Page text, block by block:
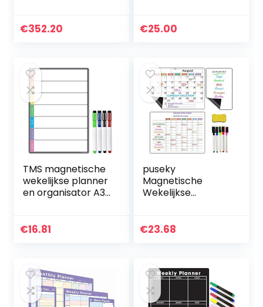
beperken [semi-
€352.20
Weekplanner,
koelkast…
€25.00
TMS magnetische
wekelijkse planner
en organisator A3 |
Whiteboard voor
€16.81
puseky
Magnetische
Wekelijkse
Kalender
Koelkast
€23.68